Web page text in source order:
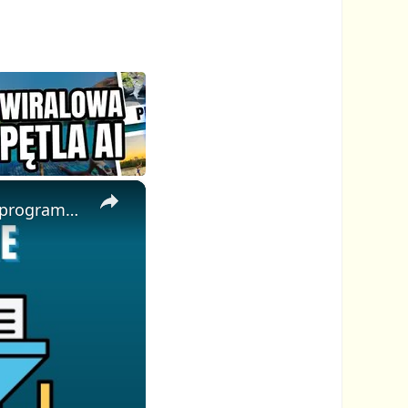
×
📦 Jak Bezpłatnie Rozpakować Pliki EXE Online │ Bez Instalacji Oprogramowania